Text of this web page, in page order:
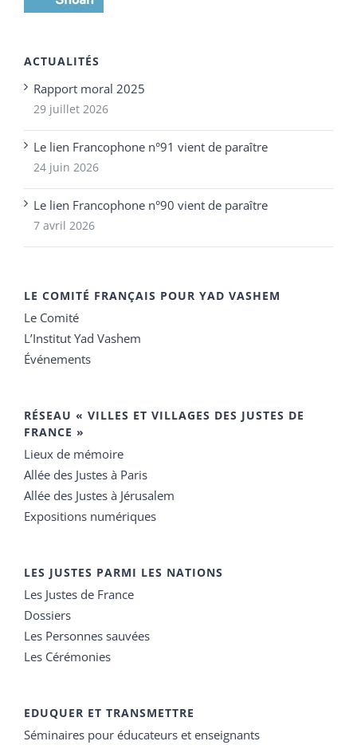
ACTUALITÉS
Rapport moral 2025
29 juillet 2026
Le lien Francophone n°91 vient de paraître
24 juin 2026
Le lien Francophone n°90 vient de paraître
7 avril 2026
LE COMITÉ FRANÇAIS POUR YAD VASHEM
Le Comité
L’Institut Yad Vashem
Événements
RÉSEAU « VILLES ET VILLAGES DES JUSTES DE
FRANCE »
Lieux de mémoire
Allée des Justes à Paris
Allée des Justes à Jérusalem
Expositions numériques
LES JUSTES PARMI LES NATIONS
Les Justes de France
Dossiers
Les Personnes sauvées
Les Cérémonies
EDUQUER ET TRANSMETTRE
Séminaires pour éducateurs et enseignants